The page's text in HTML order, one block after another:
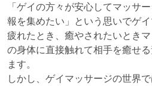
「ゲイの方々が安心してマッサ
報を集めたい」という思いでゲイ
疲れたとき、癒やされたいとき
の身体に直接触れて相手を癒せ
ます。
しかし、ゲイマッサージの世界